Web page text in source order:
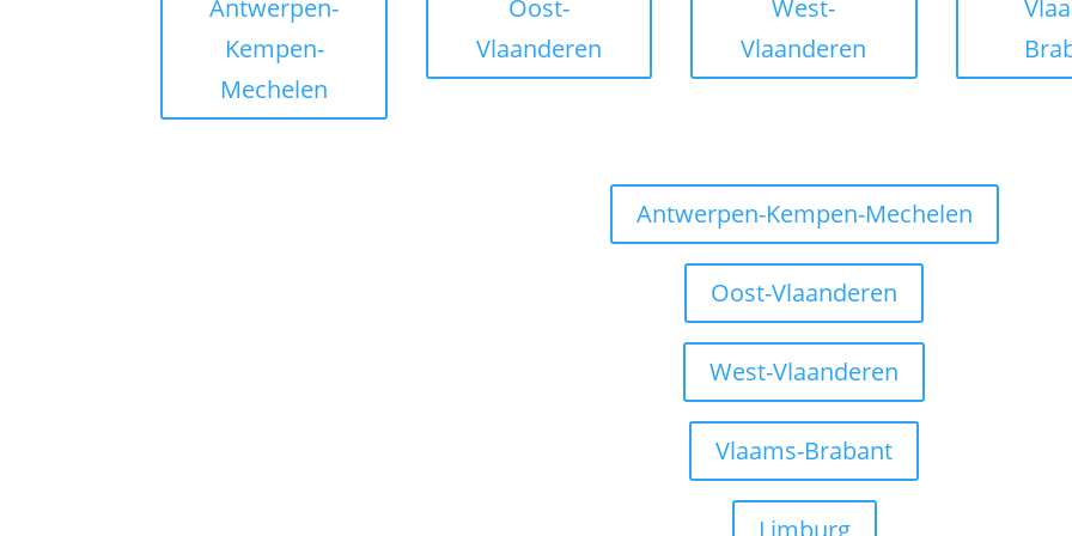
Antwerpen-
Kempen-
Mechelen
Oost-
Vlaanderen
West-
Vlaanderen
Antwerpen-Kempen-Mechelen
Oost-Vlaanderen
West-Vlaanderen
Vlaams-Brabant
Limburg